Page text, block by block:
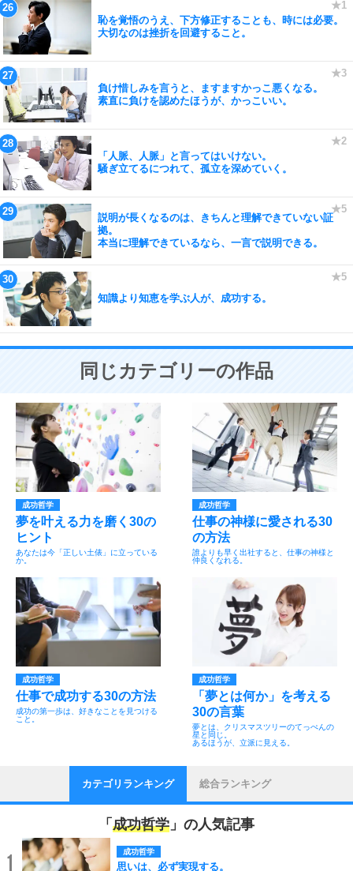
恥を覚悟のうえ、下方修正することも、時には必要。
大切なのは挫折を回避すること。
負け惜しみを言うと、ますますかっこ悪くなる。
素直に負けを認めたほうが、かっこいい。
「人脈、人脈」と言ってはいけない。
騒ぎ立てるにつれて、孤立を深めていく。
説明が長くなるのは、きちんと理解できていない証
拠。
本当に理解できているなら、一言で説明できる。
知識より知恵を学ぶ人が、成功する。
同じカテゴリーの作品
成功哲学
夢を叶える力を磨く30の
ヒント
あなたは今「正しい土俵」に立っている
か。
成功哲学
仕事の神様に愛される30
の方法
誰よりも早く出社すると、仕事の神様と
仲良くなれる。
成功哲学
仕事で成功する30の方法
成功の第一歩は、好きなことを見つける
こと。
成功哲学
「夢とは何か」を考える
30の言葉
夢とは、クリスマスツリーのてっぺんの
星と同じ。
あるほうが、立派に見える。
カテゴリランキング 総合ランキング
「 成功哲学 」の人気記事
1 成功哲学
思いは、必ず実現する。